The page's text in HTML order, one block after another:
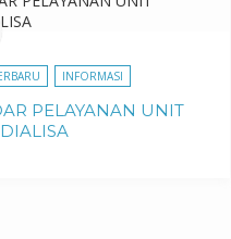
INFORMASI
PELAYANAN UNIT